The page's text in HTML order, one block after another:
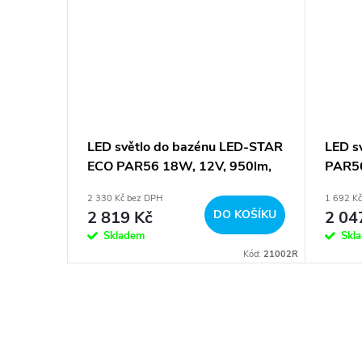
LED světlo do bazénu LED-STAR
ECO PAR56 18W, 12V, 950lm,
2 330 Kč bez DPH
2 819 Kč
Skladem
DO KOŠÍKU
Kód: 21002R
LED
1 692
2